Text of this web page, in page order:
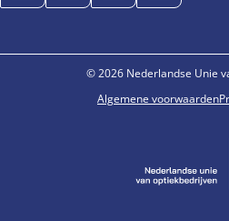
© 2026 Nederlandse Unie
Algemene voorwaarden